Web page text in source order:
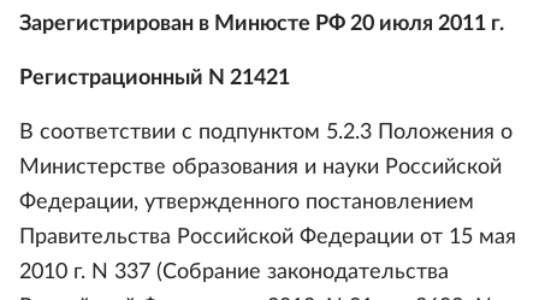
Зарегистрирован в Минюсте РФ 20 июля 2011 г.
Регистрационный N 21421
В соответствии с подпунктом 5.2.3 Положения о
Министерстве образования и науки Российской
Федерации, утвержденного постановлением
Правительства Российской Федерации от 15 мая
2010 г. N 337 (Собрание законодательства